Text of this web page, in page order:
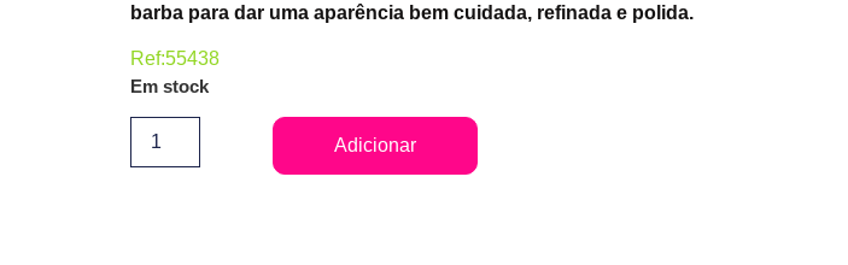
barba para dar uma aparência bem cuidada, refinada e polida.
Ref:55438
Em stock
Adicionar